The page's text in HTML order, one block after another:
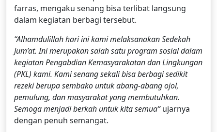
farras, mengaku senang bisa terlibat langsung
dalam kegiatan berbagi tersebut.
“Alhamdulillah hari ini kami melaksanakan Sedekah
Jum’at. Ini merupakan salah satu program sosial dalam
kegiatan Pengabdian Kemasyarakatan dan Lingkungan
(PKL) kami. Kami senang sekali bisa berbagi sedikit
rezeki berupa sembako untuk abang-abang ojol,
pemulung, dan masyarakat yang membutuhkan.
Semoga menjadi berkah untuk kita semua”ujarnya
dengan penuh semangat.